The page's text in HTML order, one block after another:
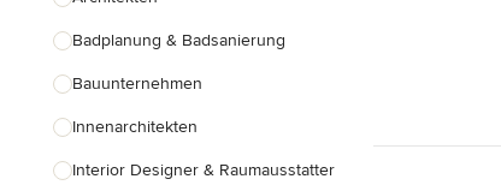
Badplanung & Badsanierung
Bauunternehmen
Innenarchitekten
Interior Designer & Raumausstatter